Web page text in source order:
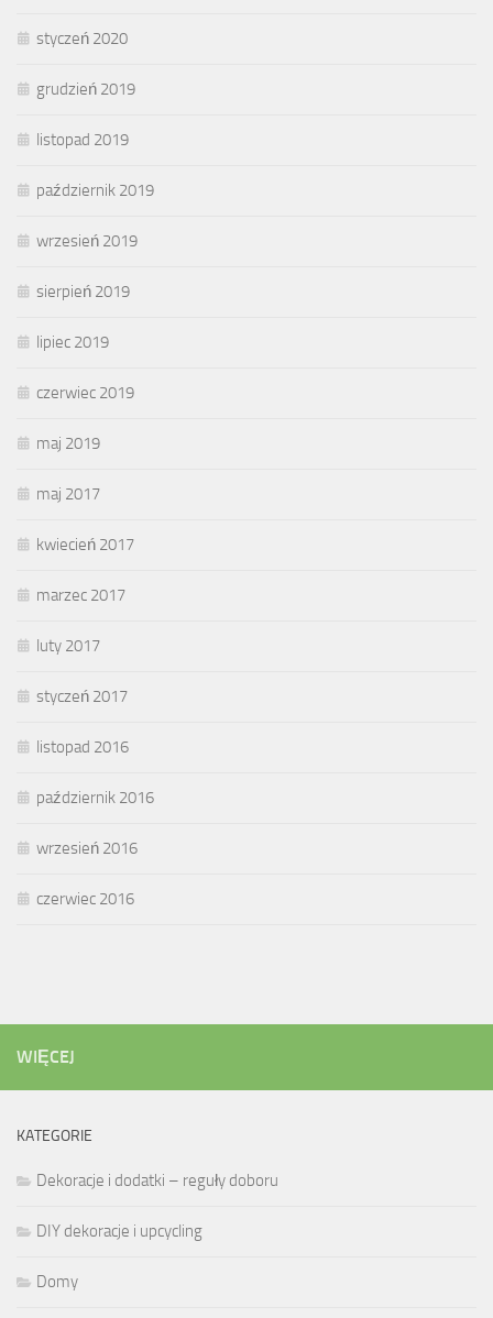
styczeń 2020
grudzień 2019
listopad 2019
październik 2019
wrzesień 2019
sierpień 2019
lipiec 2019
czerwiec 2019
maj 2019
maj 2017
kwiecień 2017
marzec 2017
luty 2017
styczeń 2017
listopad 2016
październik 2016
wrzesień 2016
czerwiec 2016
WIĘCEJ
KATEGORIE
Dekoracje i dodatki – reguły doboru
DIY dekoracje i upcycling
Domy